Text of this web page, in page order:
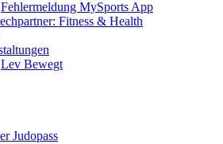
Fehlermeldung MySports App
Fitness & Health
Lev Bewegt
Judopass